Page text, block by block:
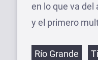
en lo que va del
y el primero
Etiquetas
Río Grande